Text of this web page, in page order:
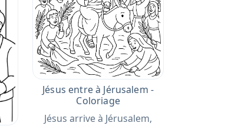
Jésus entre à Jérusalem -
Coloriage
Jésus arrive à Jérusalem,